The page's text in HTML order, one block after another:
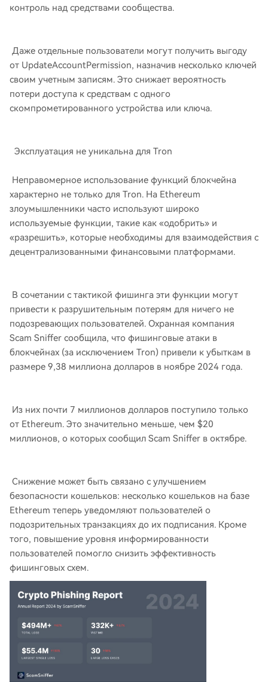
контроль над средствами сообщества.
Даже отдельные пользователи могут получить выгоду
от UpdateAccountPermission, назначив несколько ключей
своим учетным записям. Это снижает вероятность
потери доступа к средствам с одного
скомпрометированного устройства или ключа.
Эксплуатация не уникальна для Tron
Неправомерное использование функций блокчейна
характерно не только для Tron. На Ethereum
злоумышленники часто используют широко
используемые функции, такие как «одобрить» и
«разрешить», которые необходимы для взаимодействия с
децентрализованными финансовыми платформами.
В сочетании с тактикой фишинга эти функции могут
привести к разрушительным потерям для ничего не
подозревающих пользователей. Охранная компания
Scam Sniffer сообщила, что фишинговые атаки в
блокчейнах (за исключением Tron) привели к убыткам в
размере 9,38 миллиона долларов в ноябре 2024 года.
Из них почти 7 миллионов долларов поступило только
от Ethereum. Это значительно меньше, чем $20
миллионов, о которых сообщил Scam Sniffer в октябре.
Снижение может быть связано с улучшением
безопасности кошельков: несколько кошельков на базе
Ethereum теперь уведомляют пользователей о
подозрительных транзакциях до их подписания. Кроме
того, повышение уровня информированности
пользователей помогло снизить эффективность
фишинговых схем.